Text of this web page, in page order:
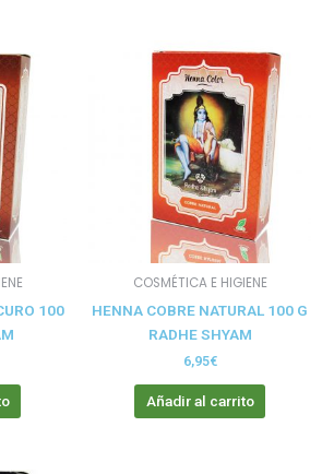
100
COSMÉTICA E HIGIENE
HENNA COBRE NATURAL 100 G
RADHE SHYAM
6,95€
Añadir al carrito